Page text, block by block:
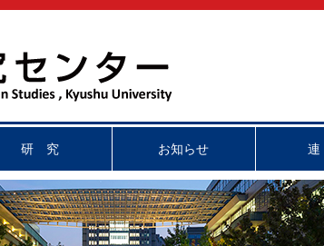
研 究 お知らせ